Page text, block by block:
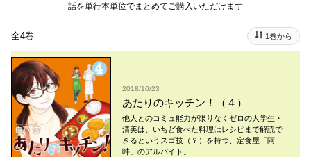
話を単行本単位でまとめてご購入いただけます
全4巻 1巻から
2018/10/23
あたりのキッチン！（４）
他人とのコミュ能力が限りなくゼロの大学生・
清美は、いちど食べた料理はレシピまで解読で
きるというスゴ技（？）を持つ、定食屋「阿
吽」のアルバイト。...